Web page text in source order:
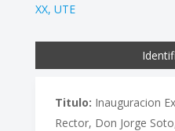
XX UTE
Titulo: Inauguracion
Rector, Don Jorge